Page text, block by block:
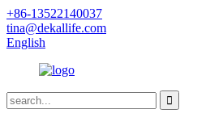
+86-13522140037
tina@dekallife.com
English